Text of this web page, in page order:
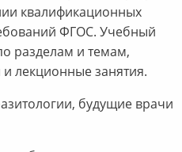
квалификационных
ФГОС. Учебный
разделам и темам,
лекционные занятия.
будущие врачи